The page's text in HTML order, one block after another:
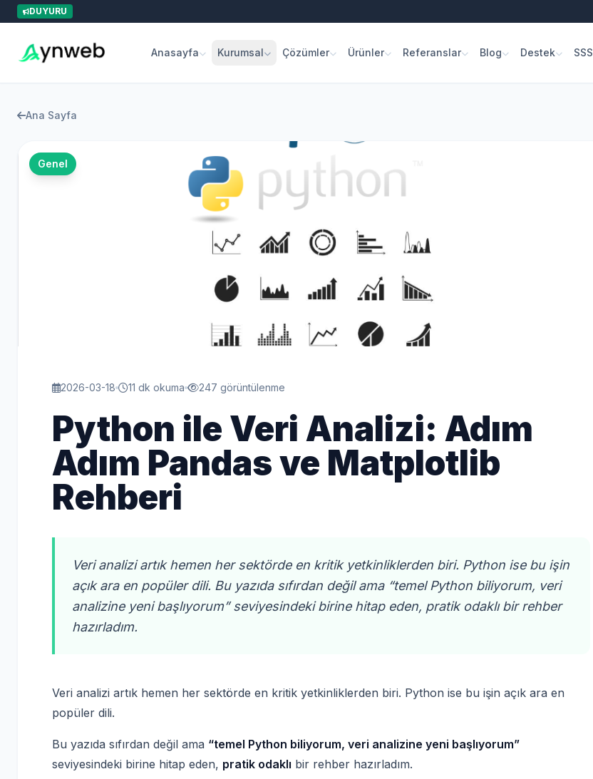
DUYURU
Anasayfa Kurumsal Çözümler Ürünler Referanslar Blog Destek SSS
Ana Sayfa
Genel
2026-03-18 11 dk okuma 247 görüntülenme
Python ile Veri Analizi: Adım
Adım Pandas ve Matplotlib
Rehberi
Veri analizi artık hemen her sektörde en kritik yetkinliklerden biri. Python ise bu işin
açık ara en popüler dili. Bu yazıda sıfırdan değil ama “temel Python biliyorum, veri
analizine yeni başlıyorum” seviyesindeki birine hitap eden, pratik odaklı bir rehber
hazırladım.
Veri analizi artık hemen her sektörde en kritik yetkinliklerden biri. Python ise bu işin açık ara en
popüler dili.
Bu yazıda sıfırdan değil ama “temel Python biliyorum, veri analizine yeni başlıyorum”
seviyesindeki birine hitap eden, pratik odaklı bir rehber hazırladım.